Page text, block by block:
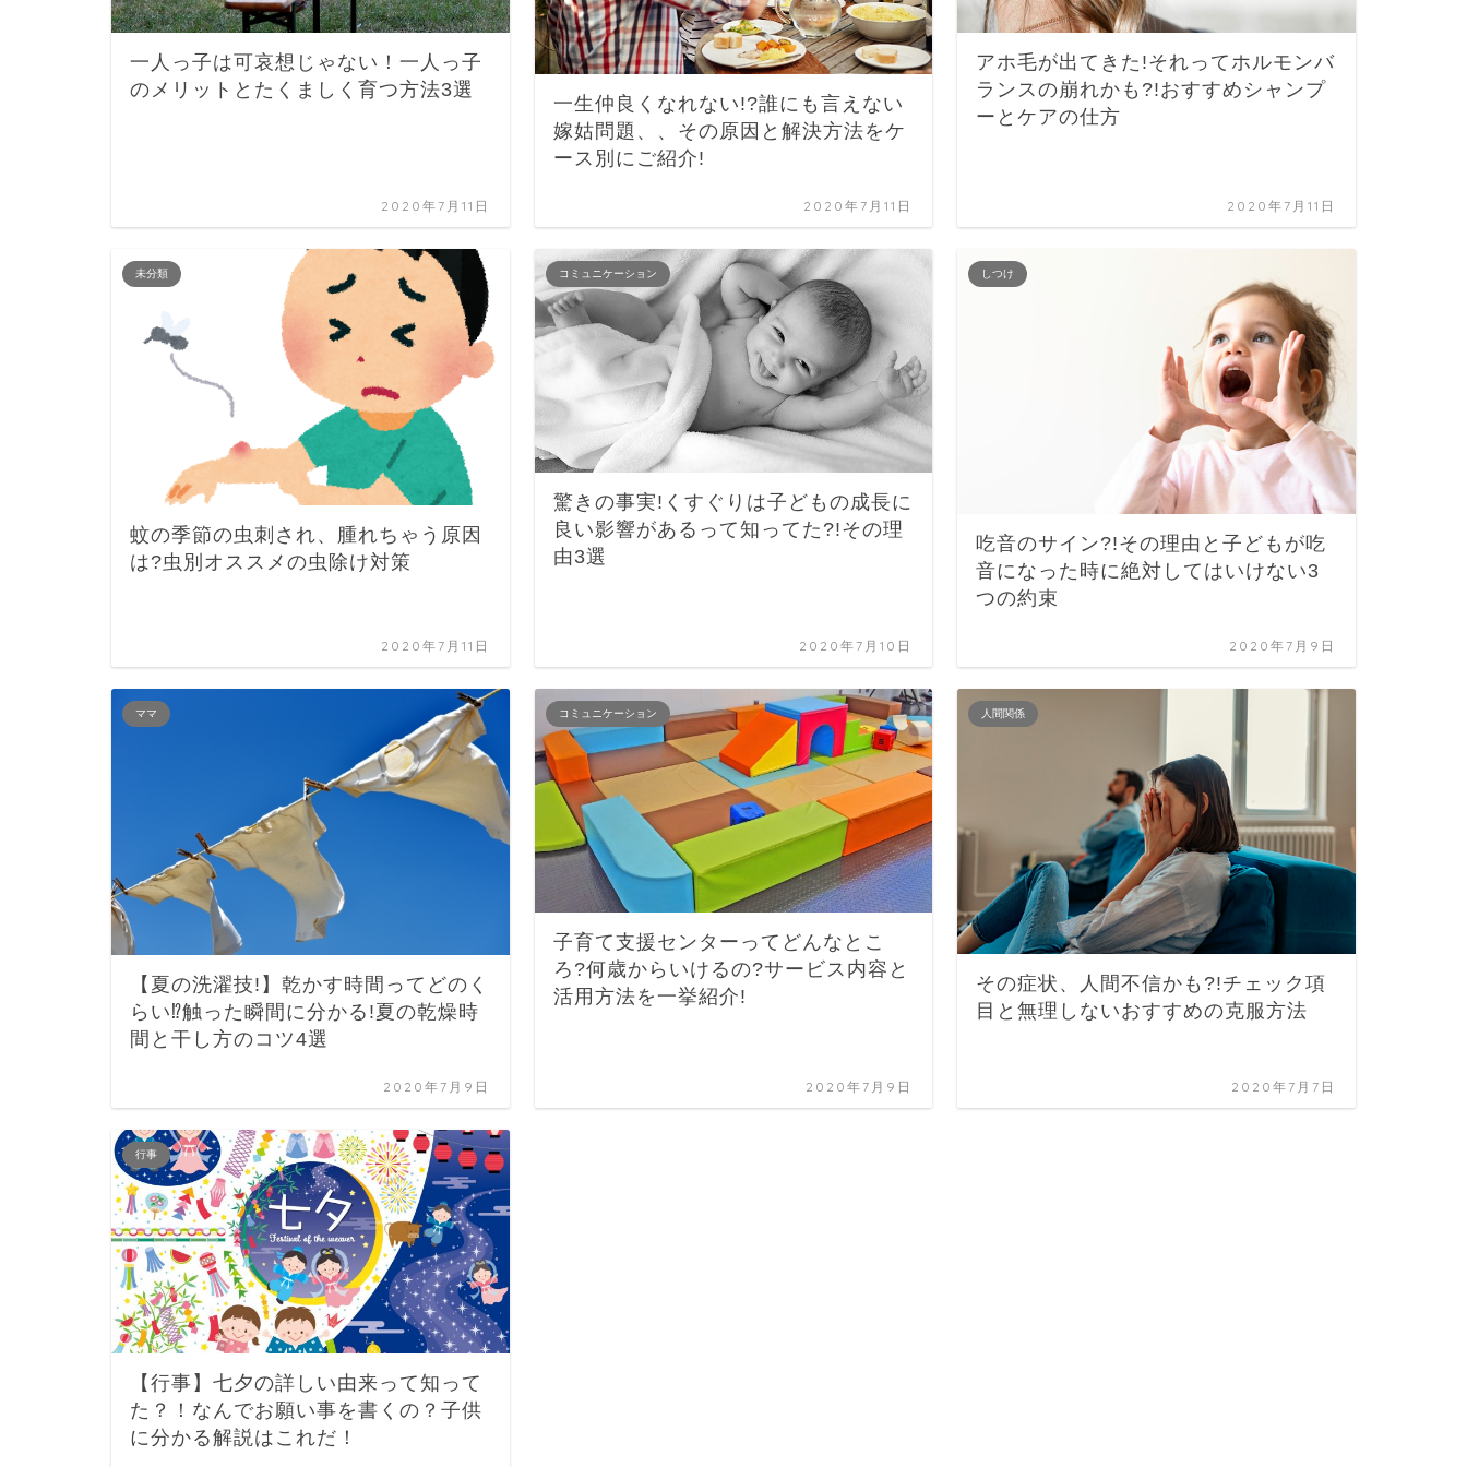
一人っ子は可哀想じゃない！一人っ子
のメリットとたくましく育つ方法3選
2020年7月11日
一生仲良くなれない!?誰にも言えない
嫁姑問題、、その原因と解決方法をケ
ース別にご紹介!
2020年7月11日
アホ毛が出てきた!それってホルモンバ
ランスの崩れかも?!おすすめシャンプ
ーとケアの仕方
2020年7月11日
未分類
蚊の季節の虫刺され、腫れちゃう原因
は?虫別オススメの虫除け対策
2020年7月11日
コミュニケーション
驚きの事実!くすぐりは子どもの成長に
良い影響があるって知ってた?!その理
由3選
2020年7月10日
しつけ
吃音のサイン?!その理由と子どもが吃
音になった時に絶対してはいけない3
つの約束
2020年7月9日
ママ
【夏の洗濯技!】乾かす時間ってどのく
らい⁉触った瞬間に分かる!夏の乾燥時
間と干し方のコツ4選
2020年7月9日
コミュニケーション
子育て支援センターってどんなとこ
ろ?何歳からいけるの?サービス内容と
活用方法を一挙紹介!
2020年7月9日
人間関係
その症状、人間不信かも?!チェック項
目と無理しないおすすめの克服方法
2020年7月7日
行事
【行事】七夕の詳しい由来って知って
た？！なんでお願い事を書くの？子供
に分かる解説はこれだ！